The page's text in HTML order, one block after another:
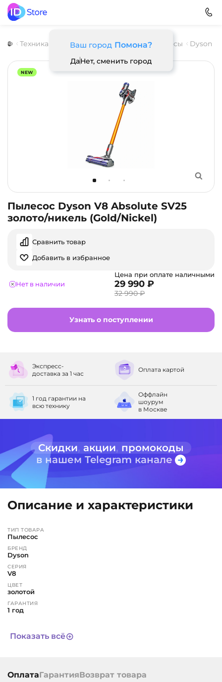
Ваш город Помона?
ДаНет, сменить город
Техника для дома Вертикальные пылесосы Dyson
NEW
Пылесос Dyson V8 Absolute SV25
золото/никель (Gold/Nickel)
Сравнить товар
Добавить в избранное
Нет в наличии
Цена при оплате наличными
29 990 ₽
32 990 ₽
Узнать о поступлении
Экспресс-
доставка за 1 час Оплата картой
1 год гарантии на
всю технику
Оффлайн
шоурум
в Москве
Скидки, акции, промокоды
в нашем Telegram канале
Описание и характеристики
ТИП ТОВАРА
Пылесос
БРЕНД
Dyson
СЕРИЯ
V8
ЦВЕТ
золотой
ГАРАНТИЯ
1 год
АРТИКУЛ
Показать всё
ОплатаГарантияВозврат товара